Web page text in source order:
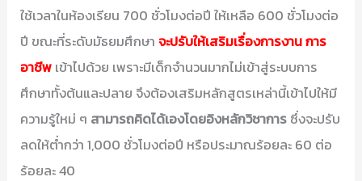
ใช้เวลาในห้องเรียน 700 ชั่วโมงต่อปี ให้เหลือ 600 ชั่วโมงต่อ
ปี ขณะที่ระดับมัธยมศึกษาจะปรับให้เสริมเรื่องการงาน การ
อาชีพ เข้าไปด้วย เพราะมีเด็กจำนวนมากไม่เข้าสู่ระบบการ
ศึกษาทั้งต้นและปลาย จึงต้องเสริมหลักสูตรเหล่านี้เข้าไปให้มี
ความรู้ใหม่ ๆ สามารถคิดได้เองโดยอิงหลักวิชาการ ซึ่งจะปรับ
ลดให้ต่ำกว่า 1,000 ชั่วโมงต่อปี หรือประมาณร้อยละ 60 ต่อ
ร้อยละ 40